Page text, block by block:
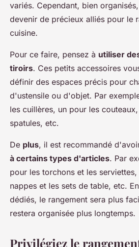
variés. Cependant, bien
devenir de précieux alliés pour le
cuisine.
Pour ce faire, pensez à utiliser
tiroirs. Ces petits accessoires
définir des espaces précis pour
d'ustensile ou d'objet. Par
les cuillères, un pour les
spatules, etc.
De plus, il est recommandé
à certains types d'articles. Par
pour les torchons et les
nappes et les sets de table, etc.
dédiés, le rangement sera plus
restera organisée plus longtemps.
Privilégiez le